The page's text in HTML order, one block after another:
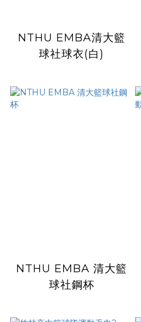
NTHU EMBA清大籃
球社球衣(白)
NTHU EMBA 清大籃
球社鋼杯